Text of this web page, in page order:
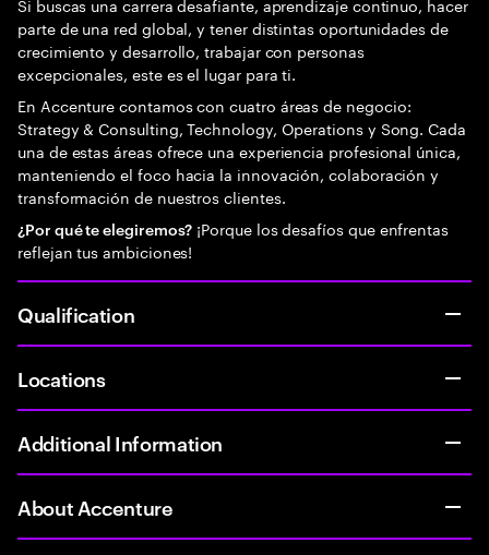
parte de una red global, y tener distintas oportunidades de
crecimiento y desarrollo, trabajar con personas
excepcionales, este es el lugar para ti.
En Accenture contamos con cuatro áreas de negocio:
Strategy & Consulting, Technology, Operations y Song. Cada
una de estas áreas ofrece una experiencia profesional única,
manteniendo el foco hacia la innovación, colaboración y
transformación de nuestros clientes.
¿Por qué te elegiremos? ¡Porque los desafíos que enfrentas
reflejan tus ambiciones!
Qualification
Locations
Additional Information
About Accenture